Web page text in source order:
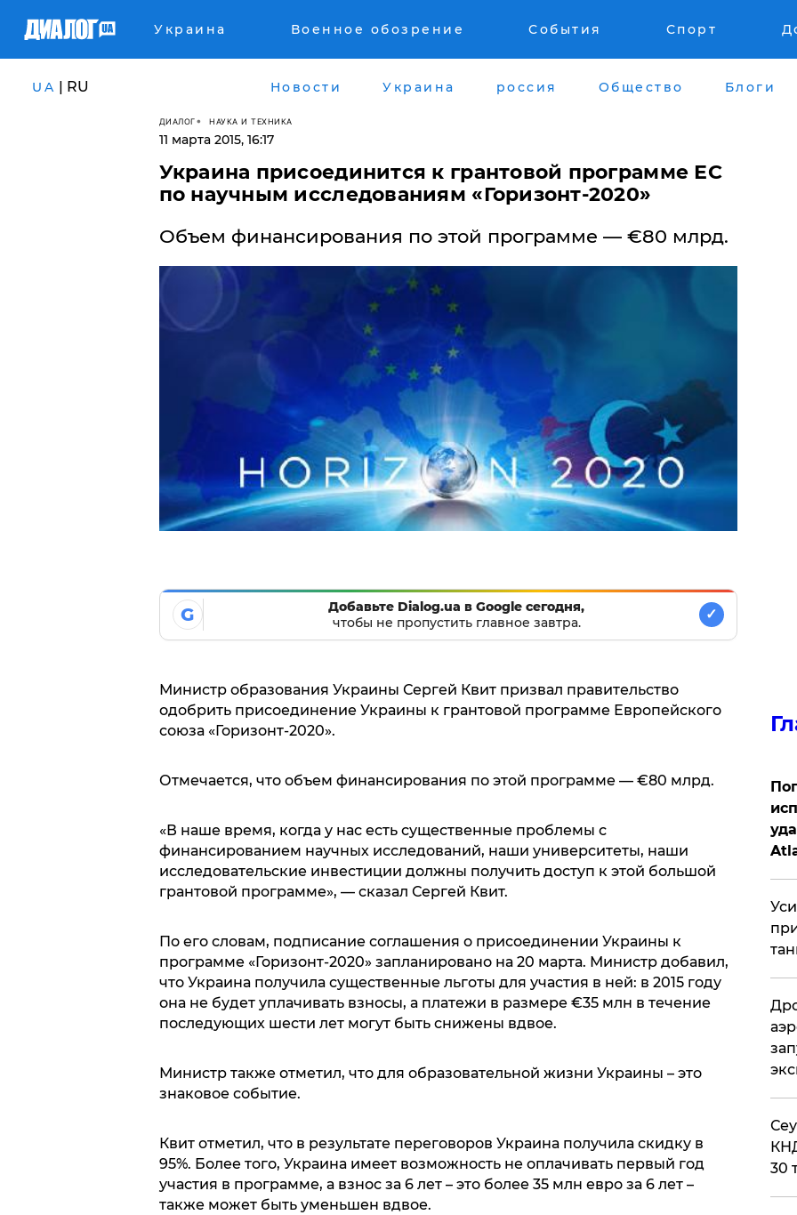
Украина Военное обозрение События Спорт
UA | RU Новости Украина россия Общество Блоги
ДИАЛОГ НАУКА И ТЕХНИКА
11 марта 2015, 16:17
​Украина присоединится к грантовой программе ЕС
по научным исследованиям «Горизонт-2020»
Объем финансирования по этой программе — €80 млрд.
G
Добавьте Dialog.ua в Google сегодня,
чтобы не пропустить главное завтра.
✓
Министр образования Украины Сергей Квит призвал правительство
одобрить присоединение Украины к грантовой программе Европейского
союза «Горизонт-2020».
Отмечается, что объем финансирования по этой программе — €80 млрд.
«В наше время, когда у нас есть существенные проблемы с
финансированием научных исследований, наши университеты, наши
исследовательские инвестиции должны получить доступ к этой большой
грантовой программе», — сказал Сергей Квит.
По его словам, подписание соглашения о присоединении Украины к
программе «Горизонт-2020» запланировано на 20 марта. Министр добавил,
что Украина получила существенные льготы для участия в ней: в 2015 году
она не будет уплачивать взносы, а платежи в размере €35 млн в течение
последующих шести лет могут быть снижены вдвое.
Министр также отметил, что для образовательной жизни Украины – это
знаковое событие.
Квит отметил, что в результате переговоров Украина получила скидку в
95%. Более того, Украина имеет возможность не оплачивать первый год
участия в программе, а взнос за 6 лет – это более 35 млн евро за 6 лет –
также может быть уменьшен вдвое.
30